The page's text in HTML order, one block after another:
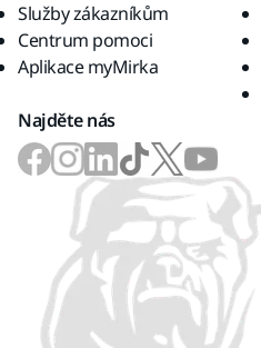
Služby zákazníkům
Centrum pomoci
Aplikace myMirka
Najděte nás